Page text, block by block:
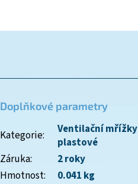
Doplňkové parametry
Kategorie:
Ventilační mřížky
plastové
Záruka:
2 roky
Hmotnost:
0.041 kg